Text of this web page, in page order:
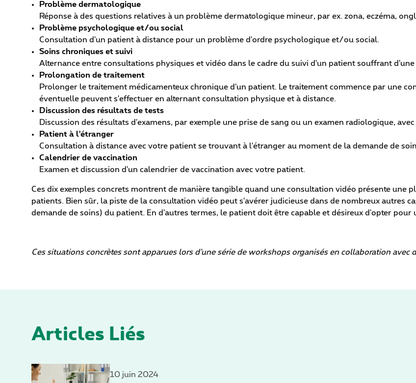
Problème dermatologique
Réponse à des questions relatives à un problème dermatologique mineur, par ex. zona, eczéma,
Problème psychologique et/ou social
Consultation d'un patient à distance pour un problème d'ordre psychologique et/ou social.
Soins chroniques et suivi
Alternance entre consultations physiques et vidéo dans le cadre du suivi d'un patient souffrant
Prolongation de traitement
Prolonger le traitement médicamenteux chronique d'un patient. Le traitement commence par une
éventuelle peuvent s'effectuer en alternant consultation physique et à distance.
Discussion des résultats de tests
Discussion des résultats d'examens, par exemple une prise de sang ou un examen radiologique,
Patient à l'étranger
Consultation à distance avec votre patient se trouvant à l'étranger au moment de la demande de
Calendrier de vaccination
Examen et discussion d'un calendrier de vaccination avec votre patient.
Ces dix exemples concrets montrent de manière tangible quand une consultation vidéo présente une
patients. Bien sûr, la piste de la consultation vidéo peut s'avérer judicieuse dans de nombreux autres
demande de soins) du patient. En d'autres termes, le patient doit être capable et désireux d'opter pour
Ces situations concrètes sont apparues lors d'une série de workshops organisés en collaboration avec
Articles Liés
10 juin 2024